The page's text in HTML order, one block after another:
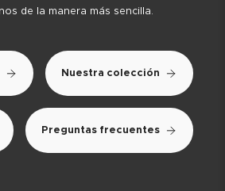
de la manera más sencilla.
Nuestra colección
Preguntas frecuentes